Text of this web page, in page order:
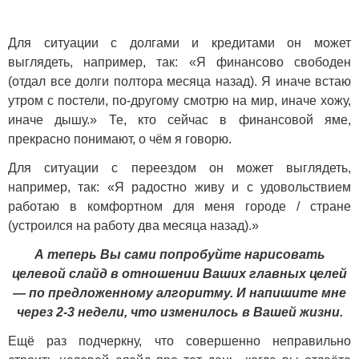
Для ситуации с долгами и кредитами он может
выглядеть, например, так: «Я финансово свободен
(отдал все долги полтора месяца назад). Я иначе встаю
утром с постели, по-другому смотрю на мир, иначе хожу,
иначе дышу.» Те, кто сейчас в финансовой яме,
прекрасно понимают, о чём я говорю.
Для ситуации с переездом он может выглядеть,
например, так: «Я радостно живу и с удовольствием
работаю в комфортном для меня городе / стране
(устроился на работу два месяца назад).»
А теперь Вы сами попробуйте нарисовать
целевой слайд в отношении Ваших главных целей
— по предложенному алгоритму. И напишите мне
через 2-3 недели, что изменилось в Вашей жизни.
Ещё раз подчеркну, что совершенно неправильно